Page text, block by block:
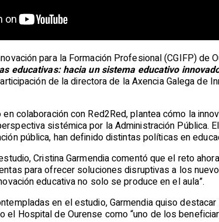
para la Formación Profesional (CGIFP)
educativas: hacia un sistema educativo
de la directora de la Axencia Galega de
colaboración con Red2Red, plantea cómo la
sistémica por la Administración Pública.
pública, han definido distintas políticas en
Cristina Garmendia comentó que el reto
para ofrecer soluciones disruptivas a los
educativa no solo se produce en el aula”.
en el estudio, Garmendia quiso
el Hospital de Ourense como “uno de los